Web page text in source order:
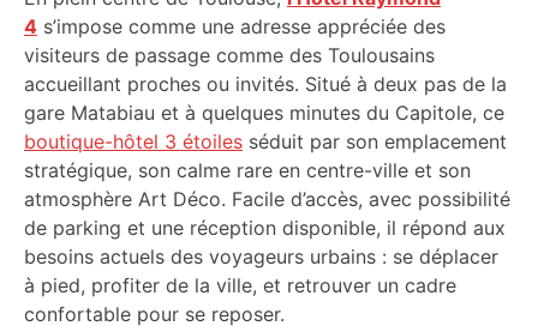
4 s’impose comme une adresse appréciée des
visiteurs de passage comme des Toulousains
accueillant proches ou invités. Situé à deux pas de la
gare Matabiau et à quelques minutes du Capitole, ce
boutique-hôtel 3 étoiles séduit par son emplacement
stratégique, son calme rare en centre-ville et son
atmosphère Art Déco. Facile d’accès, avec possibilité
de parking et une réception disponible, il répond aux
besoins actuels des voyageurs urbains : se déplacer
à pied, profiter de la ville, et retrouver un cadre
confortable pour se reposer.